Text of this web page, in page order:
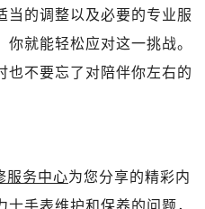
当的调整以及必要的专业服
就能轻松应对这一挑战。
也不要忘了对陪伴你左右的
服务中心为您分享的精彩内